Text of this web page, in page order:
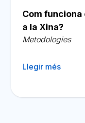
Com
a la Xina?
Metodologies
Llegir més